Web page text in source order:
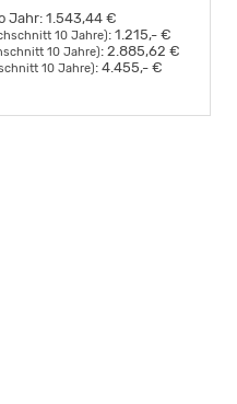
Jahr: 1.543,44 €
10 Jahre): 1.215,- €
10 Jahre): 2.885,62 €
10 Jahre): 4.455,- €